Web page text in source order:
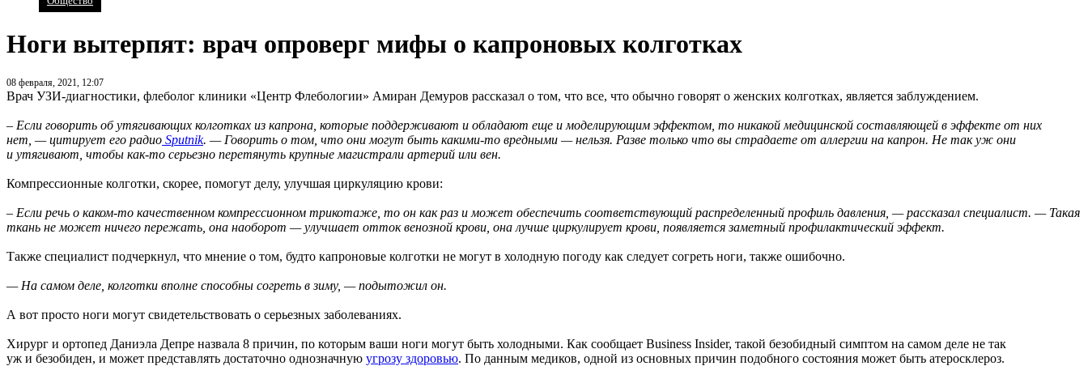
Ноги вытерпят: врач опроверг мифы о капроновых колготках
08 февраля, 2021, 12:07
Врач УЗИ-диагностики, флеболог клиники «Центр Флебологии» Амиран Демуров рассказал о том, что все, что обычно говорят о женских колготках, является заблуждением.
– Если говорить об утягивающих колготках из капрона, которые поддерживают и обладают еще и моделирующим эффектом, то никакой медицинской составляющей в эффекте от них
нет, — цитирует его радио Sputnik. — Говорить о том, что они могут быть какими-то вредными — нельзя. Разве только что вы страдаете от аллергии на капрон. Не так уж они
и утягивают, чтобы как-то серьезно перетянуть крупные магистрали артерий или вен.
Компрессионные колготки, скорее, помогут делу, улучшая циркуляцию крови:
– Если речь о каком-то качественном компрессионном трикотаже, то он как раз и может обеспечить соответствующий распределенный профиль давления, — рассказал специалист. — Такая
ткань не может ничего пережать, она наоборот — улучшает отток венозной крови, она лучше циркулирует крови, появляется заметный профилактический эффект.
Также специалист подчеркнул, что мнение о том, будто капроновые колготки не могут в холодную погоду как следует согреть ноги, также ошибочно.
— На самом деле, колготки вполне способны согреть в зиму, — подытожил он.
А вот просто ноги могут свидетельствовать о серьезных заболеваниях.
Хирург и ортопед Даниэла Депре назвала 8 причин, по которым ваши ноги могут быть холодными. Как сообщает Business Insider, такой безобидный симптом на самом деле не так
уж и безобиден, и может представлять достаточно однозначную угрозу здоровью. По данным медиков, одной из основных причин подобного состояния может быть атеросклероз.